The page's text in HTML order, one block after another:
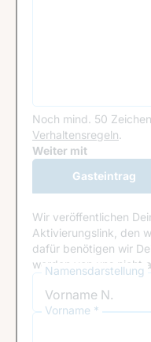
Noch mind. 50
Verhaltensregeln.
Google Recaptcha
Weiter mit
Gasteintrag
Wir veröffentlichen
Aktivierungslink, den
dafür benötigen wir
werden von uns nicht
Namensdarstellung
Vorname *